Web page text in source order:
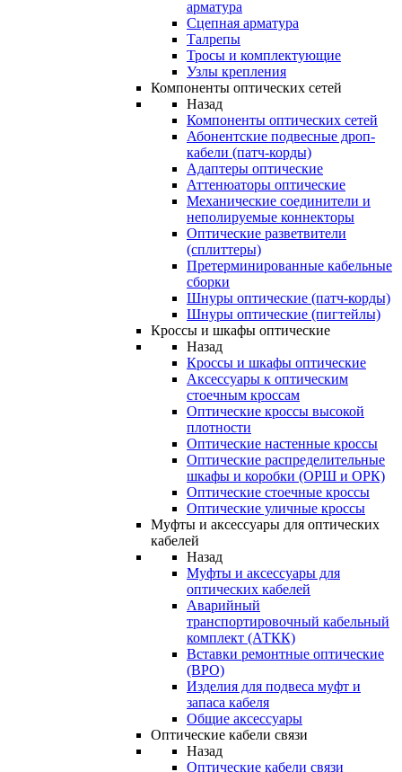
арматура
Сцепная арматура
Талрепы
Тросы и комплектующие
Узлы крепления
Компоненты оптических сетей
Назад
Компоненты оптических сетей
Абонентские подвесные дроп-
кабели (патч-корды)
Адаптеры оптические
Аттенюаторы оптические
Механические соединители и
неполируемые коннекторы
Оптические разветвители
(сплиттеры)
Претерминированные кабельные
сборки
Шнуры оптические (патч-корды)
Шнуры оптические (пигтейлы)
Кроссы и шкафы оптические
Назад
Кроссы и шкафы оптические
Аксессуары к оптическим
стоечным кроссам
Оптические кроссы высокой
плотности
Оптические настенные кроссы
Оптические распределительные
шкафы и коробки (ОРШ и ОРК)
Оптические стоечные кроссы
Оптические уличные кроссы
Муфты и аксессуары для оптических
кабелей
Назад
Муфты и аксессуары для
оптических кабелей
Аварийный
транспортировочный кабельный
комплект (АТКК)
Вставки ремонтные оптические
(ВРО)
Изделия для подвеса муфт и
запаса кабеля
Общие аксессуары
Оптические кабели связи
Назад
Оптические кабели связи